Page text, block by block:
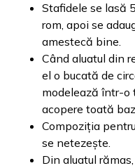
Stafidele se lasă
rom, apoi se
amestecă bine.
Când aluatul din
el o bucată de
modelează într-o
acopere toată
Compoziția
se netezește.
Din aluatul